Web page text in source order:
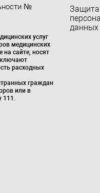
№
услуг
медицинских
на сайте, носят
расходных
граждан
или в
111.
Защита
данных